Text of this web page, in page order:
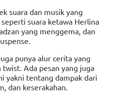
suara dan musik yang
suara ketawa Herlina
yang menggema, dan
punya alur cerita yang
Ada pesan yang juga
yakni tentang dampak dari
dan keserakahan.